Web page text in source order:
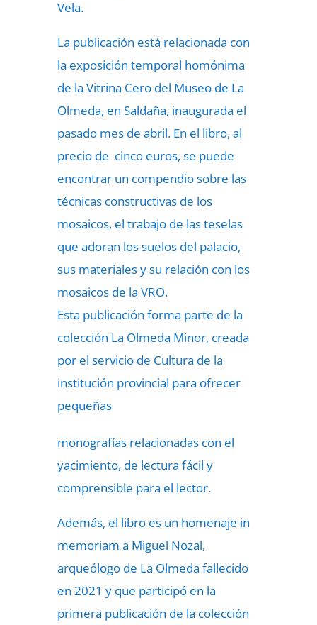
Vela.
La publicación está relacionada con
la exposición temporal homónima
de la Vitrina Cero del Museo de La
Olmeda, en Saldaña, inaugurada el
pasado mes de abril. En el libro, al
precio de cinco euros, se puede
encontrar un compendio sobre las
técnicas constructivas de los
mosaicos, el trabajo de las teselas
que adoran los suelos del palacio,
sus materiales y su relación con los
mosaicos de la VRO.
Esta publicación forma parte de la
colección La Olmeda Minor, creada
por el servicio de Cultura de la
institución provincial para ofrecer
pequeñas
monografías relacionadas con el
yacimiento, de lectura fácil y
comprensible para el lector.
Además, el libro es un homenaje in
memoriam a Miguel Nozal,
arqueólogo de La Olmeda fallecido
en 2021 y que participó en la
primera publicación de la colección